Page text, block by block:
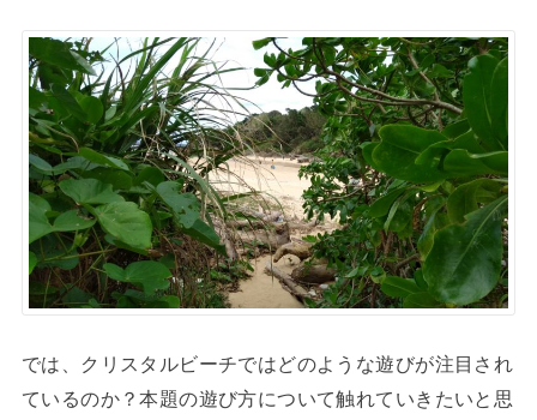
では、クリスタルビーチではどのような遊びが注目され
ているのか？本題の遊び方について触れていきたいと思